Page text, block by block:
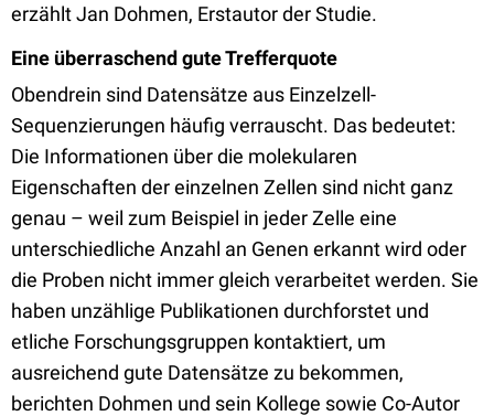
erzählt Jan Dohmen, Erstautor der Studie.
Eine überraschend gute Trefferquote
Obendrein sind Datensätze aus Einzelzell-
Sequenzierungen häufig verrauscht. Das bedeutet:
Die Informationen über die molekularen
Eigenschaften der einzelnen Zellen sind nicht ganz
genau – weil zum Beispiel in jeder Zelle eine
unterschiedliche Anzahl an Genen erkannt wird oder
die Proben nicht immer gleich verarbeitet werden. Sie
haben unzählige Publikationen durchforstet und
etliche Forschungsgruppen kontaktiert, um
ausreichend gute Datensätze zu bekommen,
berichten Dohmen und sein Kollege sowie Co-Autor